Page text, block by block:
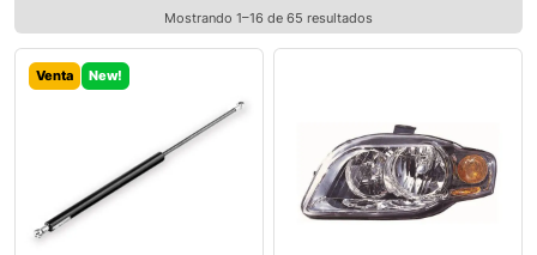
Mostrando 1–16 de 65 resultados
Venta New!